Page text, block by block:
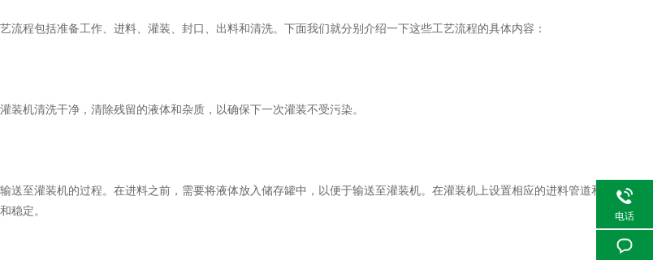
程包括准备工作、进料、灌装、封口、出料和清洗。下面我们就分别介绍一下这些工艺流程的具体内容：
机清洗干净，清除残留的液体和杂质，以确保下一次灌装不受污染。
至灌装机的过程。在进料之前，需要将液体放入储存罐中，以便于输送至灌装机。在灌装机上设置相应的进料管道和阀
稳定。
电话